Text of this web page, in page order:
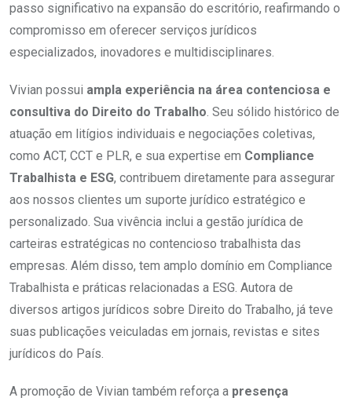
passo significativo na expansão do escritório, reafirmando o
compromisso em oferecer serviços jurídicos
especializados, inovadores e multidisciplinares.
Vivian possui ampla experiência na área contenciosa e
consultiva do Direito do Trabalho. Seu sólido histórico de
atuação em litígios individuais e negociações coletivas,
como ACT, CCT e PLR, e sua expertise em Compliance
Trabalhista e ESG, contribuem diretamente para assegurar
aos nossos clientes um suporte jurídico estratégico e
personalizado. Sua vivência inclui a gestão jurídica de
carteiras estratégicas no contencioso trabalhista das
empresas. Além disso, tem amplo domínio em Compliance
Trabalhista e práticas relacionadas a ESG. Autora de
diversos artigos jurídicos sobre Direito do Trabalho, já teve
suas publicações veiculadas em jornais, revistas e sites
jurídicos do País.
A promoção de Vivian também reforça a presença